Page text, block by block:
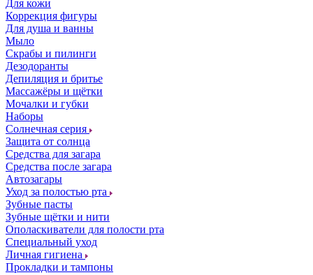
Для кожи
Коррекция фигуры
Для душа и ванны
Мыло
Скрабы и пилинги
Дезодоранты
Депиляция и бритье
Массажёры и щётки
Мочалки и губки
Наборы
Солнечная серия
Защита от солнца
Средства для загара
Средства после загара
Автозагары
Уход за полостью рта
Зубные пасты
Зубные щётки и нити
Ополаскиватели для полости рта
Специальный уход
Личная гигиена
Прокладки и тампоны